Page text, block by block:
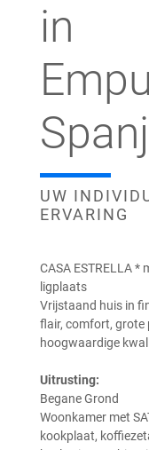
in
UW
ERVARING
CASA ESTRELLA *
ligplaats
Vrijstaand huis in
flair, comfort, grote
hoogwaardige
Uitrusting:
Begane Grond
Woonkamer met
kookplaat,